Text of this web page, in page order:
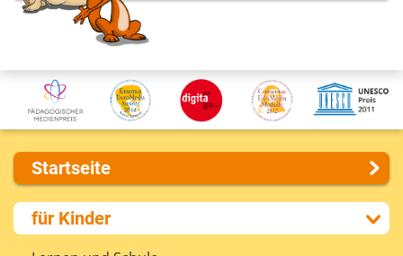
Startseite
Über uns
Presse
für Kinder